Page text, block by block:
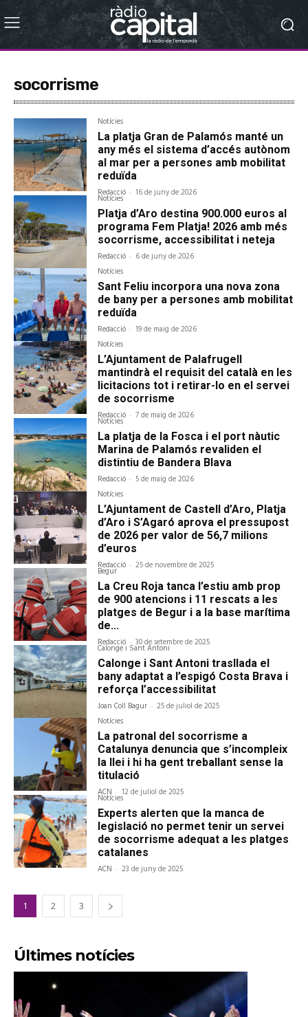
socorrisme
Notícies
La platja Gran de Palamós manté un
any més el sistema d’accés autònom
al mar per a persones amb mobilitat
reduïda
Redacció - 16 de juny de 2026
Notícies
Platja d’Aro destina 900.000 euros al
programa Fem Platja! 2026 amb més
socorrisme, accessibilitat i neteja
Redacció - 6 de juny de 2026
Notícies
Sant Feliu incorpora una nova zona
de bany per a persones amb mobilitat
reduïda
Redacció - 19 de maig de 2026
Notícies
L’Ajuntament de Palafrugell
mantindrà el requisit del català en les
licitacions tot i retirar-lo en el servei
de socorrisme
Redacció - 7 de maig de 2026
Notícies
La platja de la Fosca i el port nàutic
Marina de Palamós revaliden el
distintiu de Bandera Blava
Redacció - 5 de maig de 2026
Notícies
L’Ajuntament de Castell d’Aro, Platja
d’Aro i S’Agaró aprova el pressupost
de 2026 per valor de 56,7 milions
d’euros
Redacció - 25 de novembre de 2025
Begur
La Creu Roja tanca l’estiu amb prop
de 900 atencions i 11 rescats a les
platges de Begur i a la base marítima
de...
Redacció - 30 de setembre de 2025
Calonge i Sant Antoni
Calonge i Sant Antoni trasllada el
bany adaptat a l’espigó Costa Brava i
reforça l’accessibilitat
Joan Coll Bagur - 25 de juliol de 2025
Notícies
La patronal del socorrisme a
Catalunya denuncia que s’incompleix
la llei i hi ha gent treballant sense la
titulació
ACN - 12 de juliol de 2025
Notícies
Experts alerten que la manca de
legislació no permet tenir un servei
de socorrisme adequat a les platges
catalanes
ACN - 23 de juny de 2025
1 2 3
Últimes notícies